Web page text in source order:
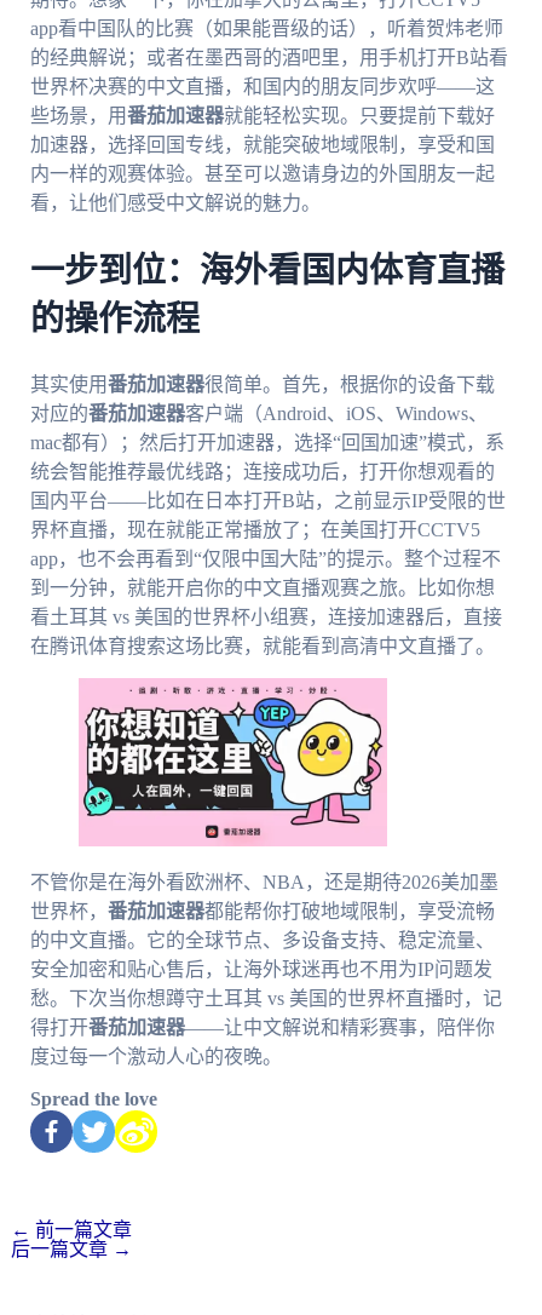
app看中国队的比赛（如果能晋级的话），听着贺炜老师
的经典解说；或者在墨西哥的酒吧里，用手机打开B站看
世界杯决赛的中文直播，和国内的朋友同步欢呼——这
些场景，用番茄加速器就能轻松实现。只要提前下载好
加速器，选择回国专线，就能突破地域限制，享受和国
内一样的观赛体验。甚至可以邀请身边的外国朋友一起
看，让他们感受中文解说的魅力。
一步到位：海外看国内体育直播
的操作流程
其实使用番茄加速器很简单。首先，根据你的设备下载
对应的番茄加速器客户端（Android、iOS、Windows、
mac都有）；然后打开加速器，选择“回国加速”模式，系
统会智能推荐最优线路；连接成功后，打开你想观看的
国内平台——比如在日本打开B站，之前显示IP受限的世
界杯直播，现在就能正常播放了；在美国打开CCTV5
app，也不会再看到“仅限中国大陆”的提示。整个过程不
到一分钟，就能开启你的中文直播观赛之旅。比如你想
看土耳其 vs 美国的世界杯小组赛，连接加速器后，直接
在腾讯体育搜索这场比赛，就能看到高清中文直播了。
不管你是在海外看欧洲杯、NBA，还是期待2026美加墨
世界杯， 番茄加速器都能帮你打破地域限制，享受流畅
的中文直播。它的全球节点、多设备支持、稳定流量、
安全加密和贴心售后，让海外球迷再也不用为IP问题发
愁。下次当你想蹲守土耳其 vs 美国的世界杯直播时，记
得打开番茄加速器——让中文解说和精彩赛事，陪伴你
度过每一个激动人心的夜晚。
Spread the love
← 前一篇文章
后一篇文章 →